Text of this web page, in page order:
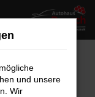
und unsere
Wir